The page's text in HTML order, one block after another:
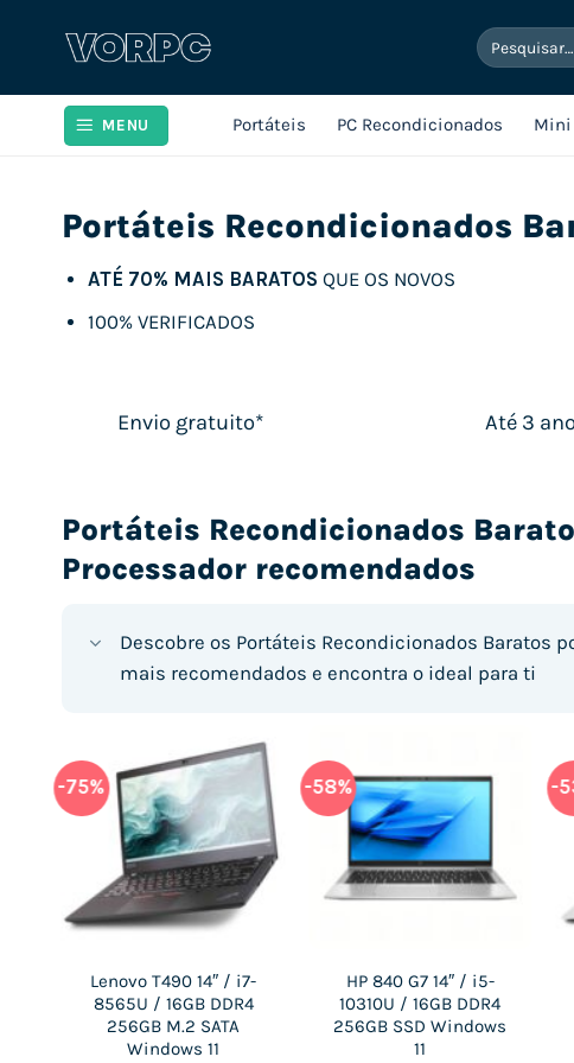
Pesquisar
por:
MENU Portáteis PC Recondicionados Mini
Portáteis Recondicionados
ATÉ 70% MAIS BARATOS QUE OS NOVOS
100% VERIFICADOS
Envio gratuito* Até 3
Portáteis Recondicionados
Processador recomendados
Descobre os Portáteis Recondicionados Baratos
mais recomendados e encontra o ideal para ti
-75%
Lenovo T490 14″ / i7-
8565U / 16GB DDR4
256GB M.2 SATA
Windows 11
-58%
HP 840 G7 14″ / i5-
10310U / 16GB DDR4
256GB SSD Windows
11
-
-24%
Lenovo V15-ADA 15.6″ /
Ryzen 5-3500U / 12GB
DDR4 1TB M.2 NVMe
Windows 11
-23%
Lenovo V15-ADA 15.6″ /
Ryzen 5-3500U / 12GB
DDR4 512GB M.2 NVMe
Windows 11